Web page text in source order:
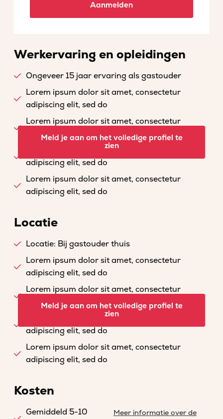
Aanmelden
Werkervaring en opleidingen
Ongeveer 15 jaar ervaring als gastouder
Lorem ipsum dolor sit amet, consectetur
adipiscing elit, sed do
Lorem ipsum dolor sit amet, consectetur
adipiscing elit, sed do
Lorem ipsum dolor sit amet, consectetur
adipiscing elit, sed do
Lorem ipsum dolor sit amet, consectetur
adipiscing elit, sed do
Meld je aan om het volledige profiel te
zien
Locatie
Locatie: Bij gastouder thuis
Lorem ipsum dolor sit amet, consectetur
adipiscing elit, sed do
Lorem ipsum dolor sit amet, consectetur
adipiscing elit, sed do
Lorem ipsum dolor sit amet, consectetur
adipiscing elit, sed do
Lorem ipsum dolor sit amet, consectetur
adipiscing elit, sed do
Meld je aan om het volledige profiel te
zien
Kosten
Gemiddeld 5-10
Meer informatie over de